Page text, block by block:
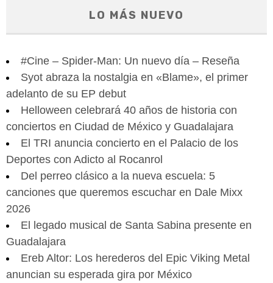
LO MÁS NUEVO
#Cine – Spider-Man: Un nuevo día – Reseña
Syot abraza la nostalgia en «Blame», el primer
adelanto de su EP debut
Helloween celebrará 40 años de historia con
conciertos en Ciudad de México y Guadalajara
El TRI anuncia concierto en el Palacio de los
Deportes con Adicto al Rocanrol
Del perreo clásico a la nueva escuela: 5
canciones que queremos escuchar en Dale Mixx
2026
El legado musical de Santa Sabina presente en
Guadalajara
Ereb Altor: Los herederos del Epic Viking Metal
anuncian su esperada gira por México